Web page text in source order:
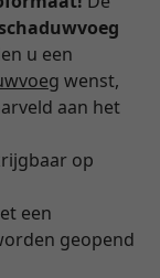
u een
wenst,
aan het
op
een
geopend